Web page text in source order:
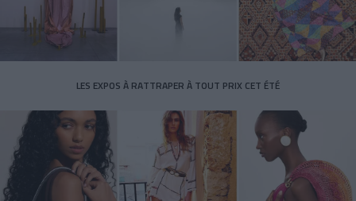
LES EXPOS À RATTRAPER À TOUT PRIX CET ÉTÉ